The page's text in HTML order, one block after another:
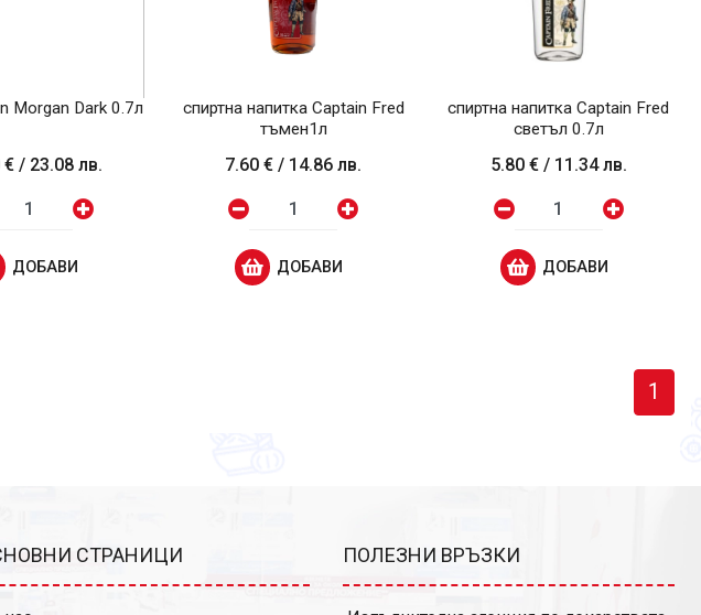
Morgan Dark 0.7л
€/ 23.08 лв.
ДОБАВИ
спиртна напитка Captain Fred
тъмен1л
7.60 € / 14.86 лв.
ДОБАВИ
спиртна напитка Captain Fred
светъл 0.7л
5.80 €/ 11.34 лв.
ДОБАВИ
1
СТРАНИЦИ ПОЛЕЗНИ ВРЪЗКИ